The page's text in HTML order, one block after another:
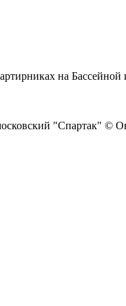
на
"Спартак" ©